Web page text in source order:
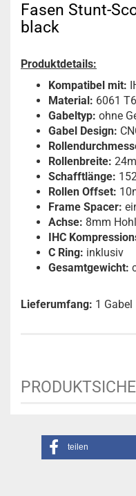
Fasen Stunt-
black
Produktdetails:
Kompatibel mit:
Material: 6061
Gabeltyp: ohne
Gabel Design:
Rollenbreite:
Schafftlänge:
Rollen Offset:
Frame Spacer:
Achse: 8mm
IHC
C Ring: inklusiv
Gesamtgewicht:
Lieferumfang: 1 Gabel
teilen